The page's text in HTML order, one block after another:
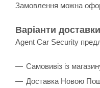
Замовлення можна
Варіанти доставки
Agent Car Security
Самовивіз із
Доставка Новою